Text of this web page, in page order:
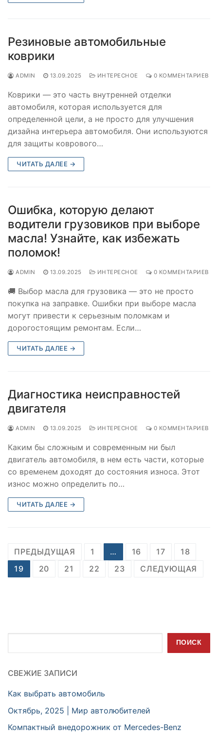
Резиновые автомобильные
коврики
ADMIN 13.09.2025 ИНТЕРЕСНОЕ 0 КОММЕНТАРИЕВ
Коврики — это часть внутренней отделки
автомобиля, которая используется для
определенной цели, а не просто для улучшения
дизайна интерьера автомобиля. Они используются
для защиты коврового…
ЧИТАТЬ ДАЛЕЕ →
Ошибка, которую делают
водители грузовиков при выборе
масла! Узнайте, как избежать
поломок!
ADMIN 13.09.2025 ИНТЕРЕСНОЕ 0 КОММЕНТАРИЕВ
🚚 Выбор масла для грузовика — это не просто
покупка на заправке. Ошибки при выборе масла
могут привести к серьезным поломкам и
дорогостоящим ремонтам. Если…
ЧИТАТЬ ДАЛЕЕ →
Диагностика неисправностей
двигателя
ADMIN 13.09.2025 ИНТЕРЕСНОЕ 0 КОММЕНТАРИЕВ
Каким бы сложным и современным ни был
двигатель автомобиля, в нем есть части, которые
со временем доходят до состояния износа. Этот
износ можно определить по…
ЧИТАТЬ ДАЛЕЕ →
Пагинация
записей
ПРЕДЫДУЩАЯ 1 … 16 17
18
19
20 21 22 23 СЛЕДУЮЩАЯ
ПОИСК
СВЕЖИЕ ЗАПИСИ
Как выбрать автомобиль
Октябрь, 2025 | Мир автолюбителей
Компактный внедорожник от Mercedes-Benz